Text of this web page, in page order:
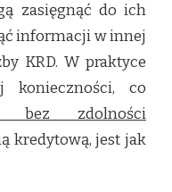
zasięgnąć do ich
informacji w innej
KRD. W praktyce
konieczności, co
bez zdolności
kredytową, jest jak